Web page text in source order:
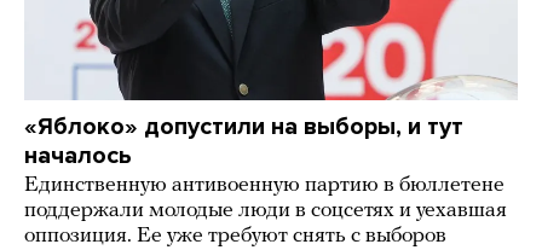
«Яблоко» допустили на выборы, и тут
началось
Единственную антивоенную партию в бюллетене
поддержали молодые люди в соцсетях и уехавшая
оппозиция. Ее уже требуют снять с выборов